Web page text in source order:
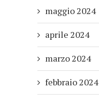
maggio 2024
aprile 2024
marzo 2024
febbraio 2024